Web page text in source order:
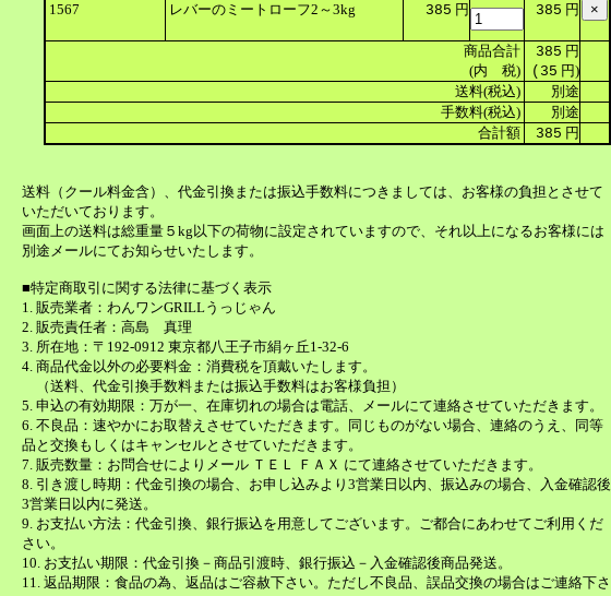
1567 レバーのミートローフ2～3kg 385 円 385 円
商品合計
(内 税)
385 円
(35 円)
送料(税込)
別途
手数料(税込)
別途
合計額
385 円
送料（クール料金含）、代金引換または振込手数料につきましては、お客様の負担とさせて
いただいております。
画面上の送料は総重量５kg以下の荷物に設定されていますので、それ以上になるお客様には
別途メールにてお知らせいたします。
■特定商取引に関する法律に基づく表示
1. 販売業者：わんワンGRILLうっじゃん
2. 販売責任者：高島 真理
3. 所在地：〒192-0912 東京都八王子市絹ヶ丘1-32-6
4. 商品代金以外の必要料金：消費税を頂戴いたします。
（送料、代金引換手数料または振込手数料はお客様負担）
5. 申込の有効期限：万が一、在庫切れの場合は電話、メールにて連絡させていただきます。
6. 不良品：速やかにお取替えさせていただきます。同じものがない場合、連絡のうえ、同等
品と交換もしくはキャンセルとさせていただきます。
7. 販売数量：お問合せによりメール ＴＥＬ ＦＡＸ にて連絡させていただきます。
8. 引き渡し時期：代金引換の場合、お申し込みより3営業日以内、振込みの場合、入金確認後
3営業日以内に発送。
9. お支払い方法：代金引換、銀行振込を用意してございます。ご都合にあわせてご利用くだ
さい。
10. お支払い期限：代金引換－商品引渡時、銀行振込－入金確認後商品発送。
11. 返品期限：食品の為、返品はご容赦下さい。ただし不良品、誤品交換の場合はご連絡下さ